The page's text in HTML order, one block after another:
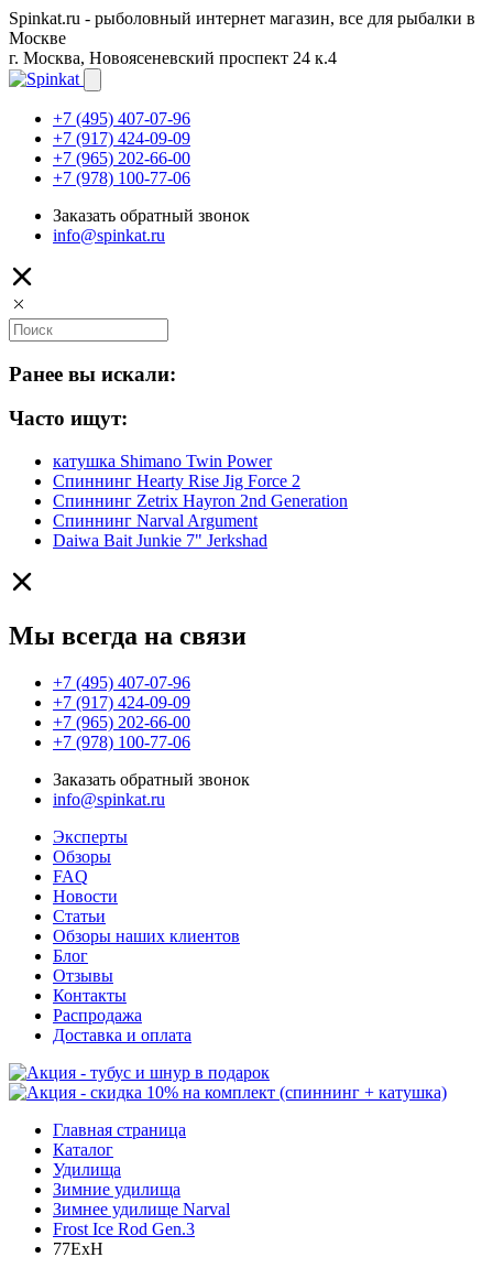
Spinkat.ru - рыболовный интернет магазин, все для рыбалки в
Москве
г. Москва, Новоясеневский проспект 24 к.4
+7 (495) 407-07-96
+7 (917) 424-09-09
+7 (965) 202-66-00
+7 (978) 100-77-06
Заказать обратный звонок
info@spinkat.ru
Ранее вы искали:
Часто ищут:
катушка Shimano Twin Power
Спиннинг Hearty Rise Jig Force 2
Спиннинг Zetrix Hayron 2nd Generation
Спиннинг Narval Argument
Daiwa Bait Junkie 7" Jerkshad
Мы всегда на связи
+7 (495) 407-07-96
+7 (917) 424-09-09
+7 (965) 202-66-00
+7 (978) 100-77-06
Заказать обратный звонок
info@spinkat.ru
Эксперты
Обзоры
FAQ
Новости
Статьи
Обзоры наших клиентов
Блог
Отзывы
Контакты
Распродажа
Доставка и оплата
Главная страница
Каталог
Удилища
Зимние удилища
Зимнее удилище Narval
Frost Ice Rod Gen.3
77ExH